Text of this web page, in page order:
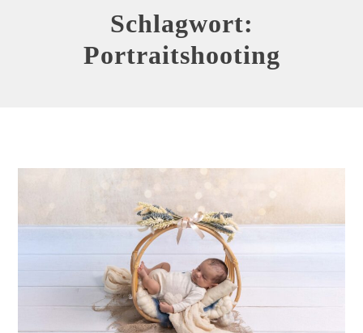
Schlagwort:
Portraitshooting